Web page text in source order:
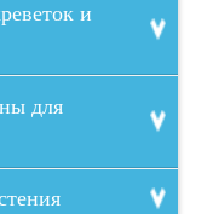
и
для